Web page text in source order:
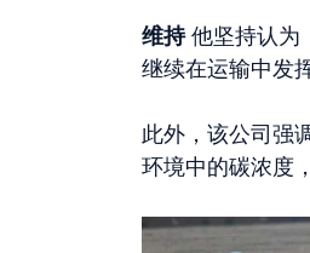
维持他坚持认为
继续在运输中发
此外，该公司强
环境中的碳浓度